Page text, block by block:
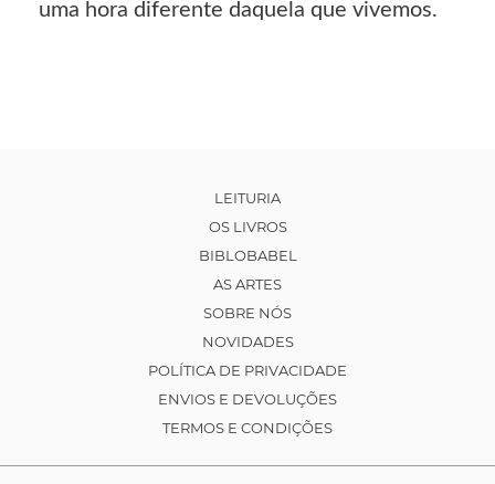
uma hora diferente daquela que vivemos.
LEITURIA
OS LIVROS
BIBLOBABEL
AS ARTES
SOBRE NÓS
NOVIDADES
POLÍTICA DE PRIVACIDADE
ENVIOS E DEVOLUÇÕES
TERMOS E CONDIÇÕES